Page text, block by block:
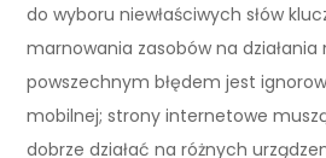
do wyboru niewłaściwych słów
marnowania zasobów na
powszechnym błędem jest
mobilnej; strony internetowe
dobrze działać na różnych